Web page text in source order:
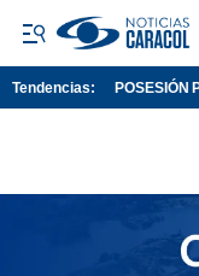
Tendencias: POSESIÓN